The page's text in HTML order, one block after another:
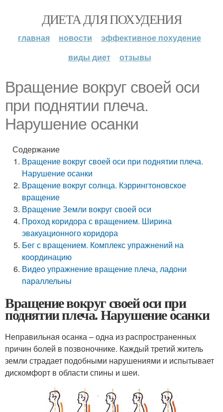
ДИЕТА ДЛЯ ПОХУДЕНИЯ
главная новости
эффективное похудение
виды диет
отзывы
Вращение вокруг своей оси
при поднятии плеча.
Нарушение осанки
Содержание
Вращение вокруг своей оси при поднятии плеча.
Нарушение осанки
Вращение вокруг солнца. Кэррингтоновское
вращение
Вращение Земли вокруг своей оси
Проход коридора с вращением. Ширина
эвакуационного коридора
Бег с вращением. Комплекс упражнений на
координацию
Видео упражнение вращение плеча, ладони
параллельны
Вращение вокруг своей оси при
поднятии плеча. Нарушение осанки
Неправильная осанка – одна из распространенных
причин болей в позвоночнике. Каждый третий житель
земли страдает подобными нарушениями и испытывает
дискомфорт в области спины и шеи.